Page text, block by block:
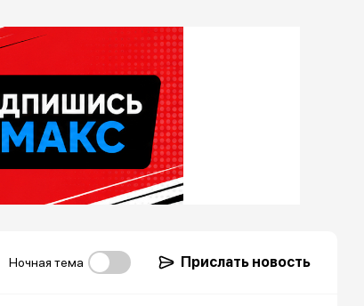
Ночная тема Прислать новость